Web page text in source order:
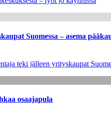
Suomessa – asema
teki jälleen yrityskaupat
osaajapula